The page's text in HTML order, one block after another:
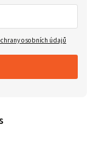
osobních údajů